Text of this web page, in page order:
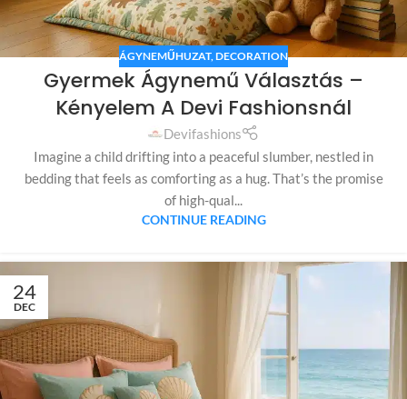
ÁGYNEMŰHUZAT,DECORATION
Gyermek Ágynemű Választás –
Kényelem A Devi Fashionsnál
Devifashions
Imagine a child drifting into a peaceful slumber, nestled in
bedding that feels as comforting as a hug. That’s the promise
of high-qual...
CONTINUE READING
24
DEC